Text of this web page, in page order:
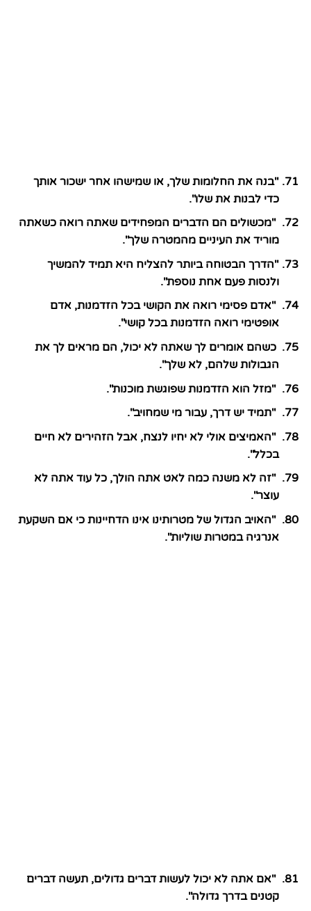
"בנה את החלומות שלך, או שמישהו אחר ישכור אותך
כדי לבנות את שלו".
"מכשולים הם הדברים המפחידים שאתה רואה כשאתה
מוריד את העיניים מהמטרה שלך".
"הדרך הבטוחה ביותר להצליח היא תמיד להמשיך
ולנסות פעם אחת נוספת".
"אדם פסימי רואה את הקושי בכל הזדמנות, אדם
אופטימי רואה הזדמנות בכל קושי".
כשהם אומרים לך שאתה לא יכול, הם מראים לך את
הגבולות שלהם, לא שלך".
"מזל הוא הזדמנות שפוגשת מוכנות".
"תמיד יש דרך, עבור מי שמחויב".
"האמיצים אולי לא יחיו לנצח, אבל הזהירים לא חיים
בכלל".
"זה לא משנה כמה לאט אתה הולך, כל עוד אתה לא
עוצר".
"האויב הגדול של מטרותינו אינו הדחיינות כי אם השקעת
אנרגיה במטרות שוליות".
"אם אתה לא יכול לעשות דברים גדולים, תעשה דברים
קטנים בדרך גדולה".